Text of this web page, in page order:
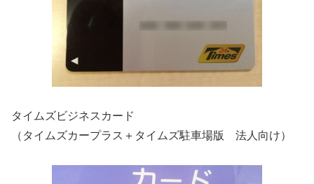
タイムズビジネスカード
（タイムズカープラス＋タイムズ駐車場版 法人向け）